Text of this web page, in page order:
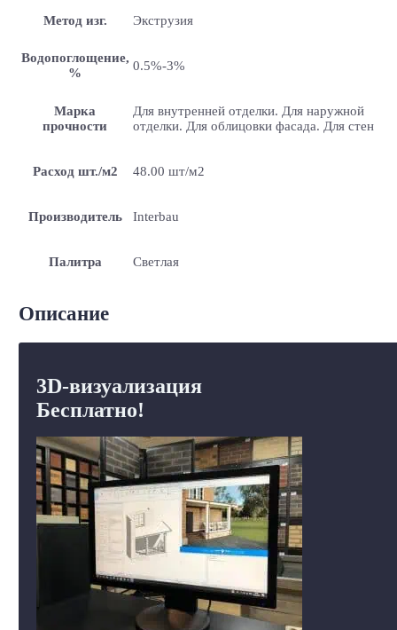
Метод изг. Экструзия
Водопоглощение,
%
0.5%-3%
Марка
прочности
Для внутренней отделки. Для наружной
отделки. Для облицовки фасада. Для стен
Расход шт./м2 48.00 шт/м2
Производитель Interbau
Палитра Светлая
Описание
3D-визуализация
Бесплатно!